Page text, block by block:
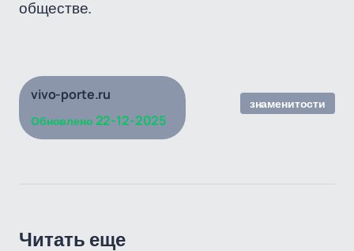
обществе.
vivo-porte.ru
Обновлено 22-12-2025
знаменитости
Читать еще